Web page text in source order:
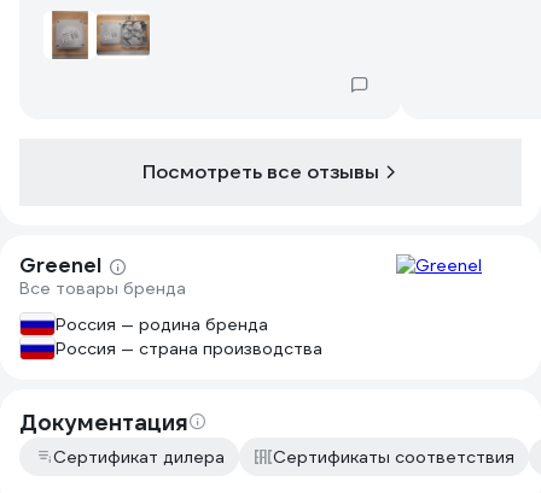
Посмотреть все отзывы
Greenel
Все товары бренда
Россия — родина бренда
Россия — страна производства
Документация
Сертификат дилера Сертификаты соответствия